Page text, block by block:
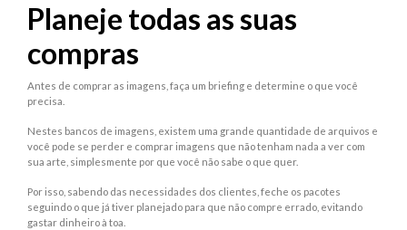
Planeje todas as suas
compras
Antes de comprar as imagens, faça um briefing e determine o que você
precisa.
Nestes bancos de imagens, existem uma grande quantidade de arquivos e
você pode se perder e comprar imagens que não tenham nada a ver com
sua arte, simplesmente por que você não sabe o que quer.
Por isso, sabendo das necessidades dos clientes, feche os pacotes
seguindo o que já tiver planejado para que não compre errado, evitando
gastar dinheiro à toa.